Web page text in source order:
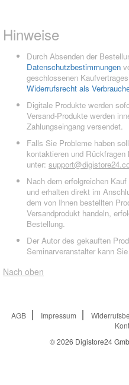
Hinweise
Durch Absenden der
Datenschutzbestimmungen
geschlossenen
Widerrufsrecht als
Digitale Produkte werden
Versand-Produkte werden
Zahlungseingang versendet.
Falls Sie Probleme haben
kontaktieren und
unter:
Nach dem erfolgreichen
und erhalten direkt im
dem von Ihnen bestellten
Versandprodukt handeln,
Bestellung.
Der Autor des gekauften
Seminarveranstalter kann
Nach oben
AGB Impressum
© 2026 Digistore24